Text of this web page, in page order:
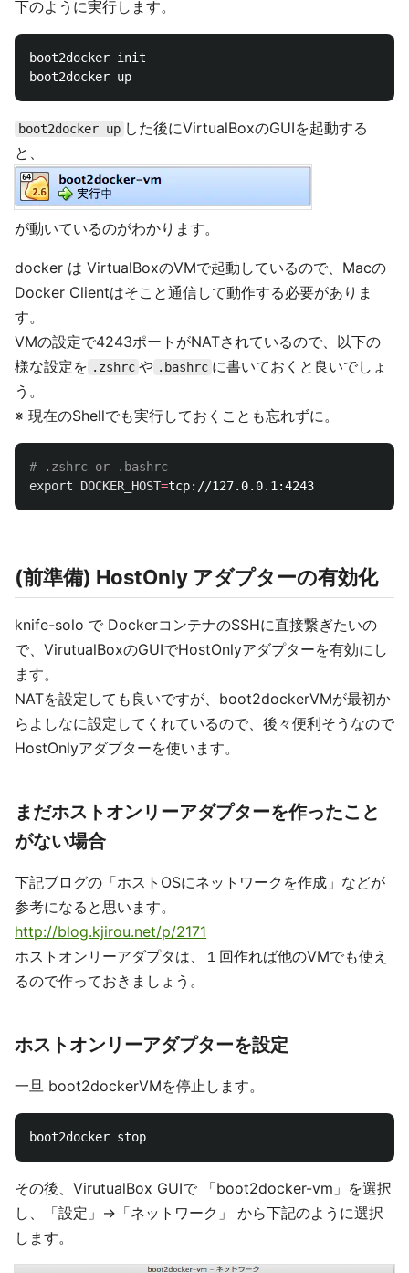
下のように実行します。
boot2docker init
boot2docker up した後にVirtualBoxのGUIを起動する
と、
が動いているのがわかります。
docker は VirtualBoxのVMで起動しているので、Macの
Docker Clientはそこと通信して動作する必要がありま
す。
VMの設定で4243ポートがNATされているので、以下の
様な設定を .zshrc や .bashrc に書いておくと良いでしょ
う。
※ 現在のShellでも実行しておくことも忘れずに。
# .zshrc or .bashrc
export DOCKER_HOST=
(前準備) HostOnly アダプターの有効化
knife-solo で DockerコンテナのSSHに直接繋ぎたいの
で、VirutualBoxのGUIでHostOnlyアダプターを有効にし
ます。
NATを設定しても良いですが、boot2dockerVMが最初か
らよしなに設定してくれているので、後々便利そうなので
HostOnlyアダプターを使います。
まだホストオンリーアダプターを作ったこと
がない場合
下記ブログの「ホストOSにネットワークを作成」などが
参考になると思います。
http://blog.kjirou.net/p/2171
ホストオンリーアダプタは、１回作れば他のVMでも使え
るので作っておきましょう。
ホストオンリーアダプターを設定
一旦 boot2dockerVMを停止します。
その後、VirutualBox GUIで 「boot2docker-vm」を選択
し、「設定」→「ネットワーク」 から下記のように選択
します。